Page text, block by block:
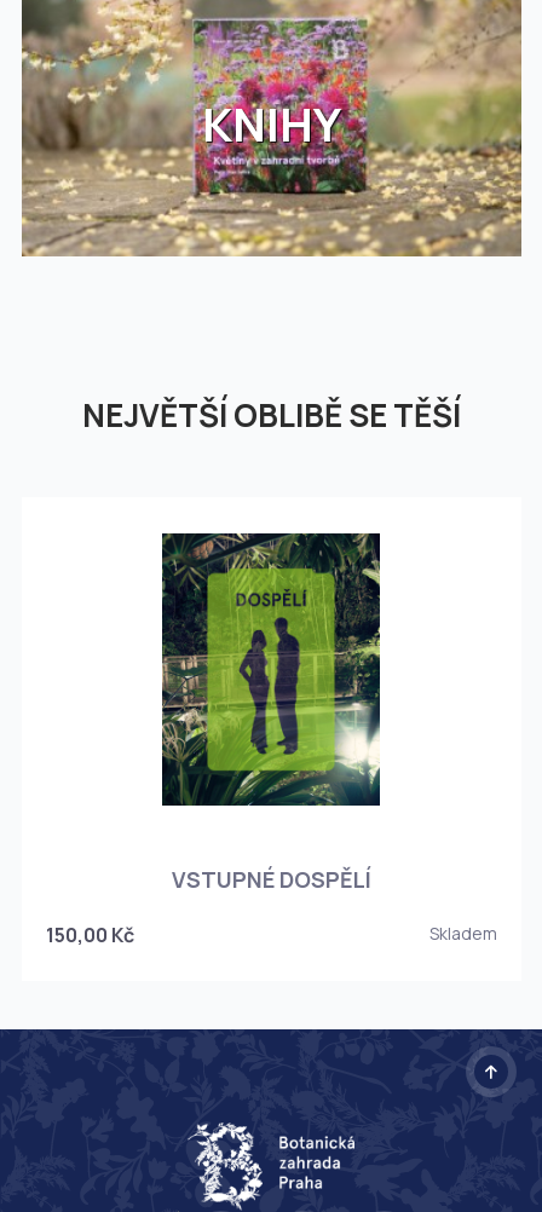
KNIHY
NEJVĚTŠÍ OBLIBĚ SE TĚŠÍ
VSTUPNÉ DOSPĚLÍ
150,00 Kč Skladem